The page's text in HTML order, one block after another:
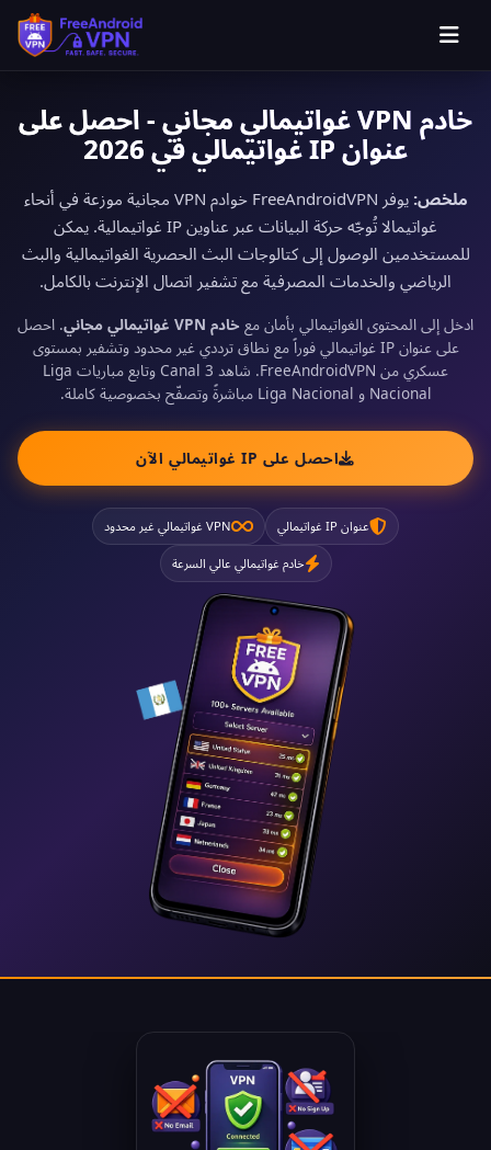
خادم VPN غواتيمالي مجاني - احصل على
عنوان IP غواتيمالي في 2026
ملخص:
يوفر FreeAndroidVPN خوادم VPN مجانية موزعة في أنحاء
غواتيمالا تُوجّه حركة البيانات عبر عناوين IP غواتيمالية. يمكن
للمستخدمين الوصول إلى كتالوجات البث الحصرية الغواتيمالية والبث
الرياضي والخدمات المصرفية مع تشفير اتصال الإنترنت بالكامل.
ادخل إلى المحتوى الغواتيمالي بأمان مع خادم VPN غواتيمالي مجاني
. احصل
على عنوان IP غواتيمالي فوراً مع نطاق ترددي غير محدود وتشفير بمستوى
عسكري من FreeAndroidVPN. شاهد Canal 3 وتابع مباريات Liga
Nacional و Liga Nacional مباشرةً وتصفّح بخصوصية كاملة.
احصل على IP غواتيمالي الآن
عنوان IP غواتيمالي VPN غواتيمالي غير محدود
خادم غواتيمالي عالي السرعة